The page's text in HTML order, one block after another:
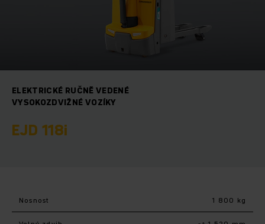
ELEKTRICKÉ RUČNĚ VEDENÉ
VYSOKOZDVIŽNÉ VOZÍKY
EJD 118i
Nosnost 1 800 kg